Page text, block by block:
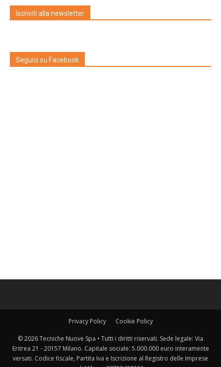
Iscriviti alla newsletter
Seguici su Facebook
Privacy Policy Cookie Policy
© 2026 Tecniche Nuove Spa • Tutti i diritti riservati. Sede legale: Via
Eritrea 21 - 20157 Milano. Capitale sociale: 5.000.000 euro interamente
versati. Codice fiscale, Partita Iva e Iscrizione al Registro delle Imprese